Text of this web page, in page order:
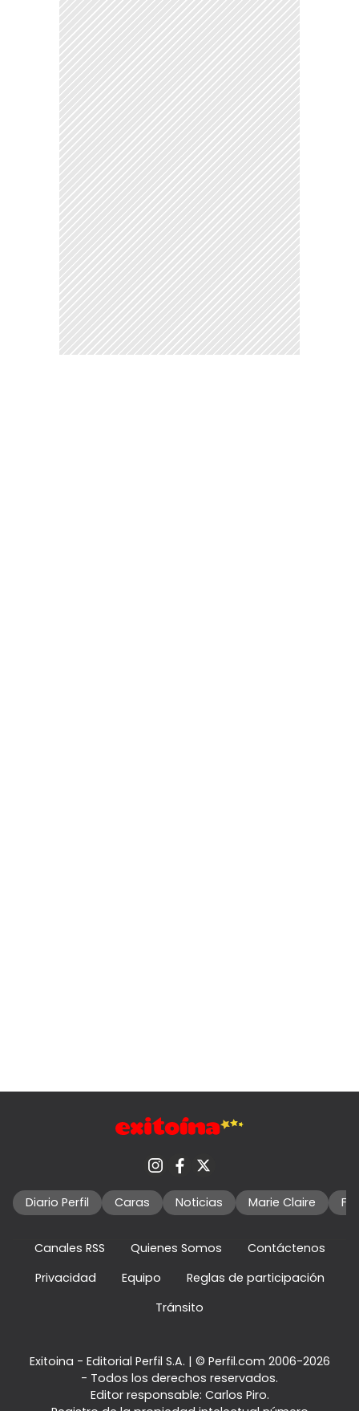
Diario Perfil Caras Noticias Marie Claire
Canales RSS Quienes Somos
Contáctenos
Privacidad
Equipo
Reglas de participación
Tránsito
Exitoina - Editorial Perfil S.A. | © Perfil.com 2006-2026
- Todos los derechos reservados.
Editor responsable: Carlos Piro.